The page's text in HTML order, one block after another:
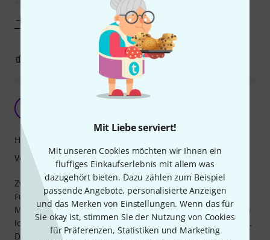
Mit Liebe serviert!
Mit unseren Cookies möchten wir Ihnen ein
fluffiges Einkaufserlebnis mit allem was
dazugehört bieten. Dazu zählen zum Beispiel
passende Angebote, personalisierte Anzeigen
und das Merken von Einstellungen. Wenn das für
Sie okay ist, stimmen Sie der Nutzung von Cookies
für Präferenzen, Statistiken und Marketing
er nicht immer so einknickt und seine
BEWERTUNG MELDEN
Einfach aber funktional
Zwei Stets in zwei Proberäumen … aber nur eine
Fußmaschine.
Mein Jojo Mayer Pedal (Standard) passt prima rein; so kann
ich mir die teure Anschaffung eines zweiten Pedals sparen.
Die Verarbeitung ist gut; der Preis geht aus meiner Sicht in
Handling
Verarbeitung